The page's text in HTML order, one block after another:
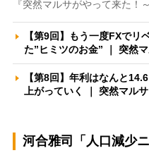
『突然マルサがやって来た！
【第9回】もう一度FXで
た”ヒミツのお金” ｜ 突然
【第8回】年利はなんと
上がっていく ｜ 突然マル
河合雅司「人口減少